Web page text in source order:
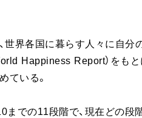
世界各国に暮らす人々に自分
Happiness Report）をもと
ている。
での11段階で、現在どの段